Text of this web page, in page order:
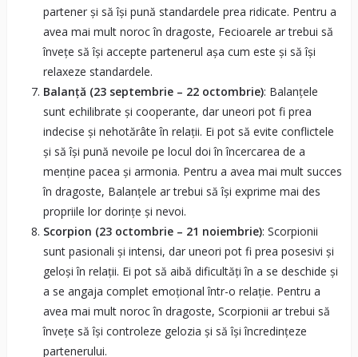
partener și să își pună standardele prea ridicate. Pentru a
avea mai mult noroc în dragoste, Fecioarele ar trebui să
învețe să își accepte partenerul așa cum este și să își
relaxeze standardele.
Balanță (23 septembrie – 22 octombrie): Balanțele
sunt echilibrate și cooperante, dar uneori pot fi prea
indecise și nehotărâte în relații. Ei pot să evite conflictele
și să își pună nevoile pe locul doi în încercarea de a
menține pacea și armonia. Pentru a avea mai mult succes
în dragoste, Balanțele ar trebui să își exprime mai des
propriile lor dorințe și nevoi.
Scorpion (23 octombrie – 21 noiembrie): Scorpionii
sunt pasionali și intensi, dar uneori pot fi prea posesivi și
geloși în relații. Ei pot să aibă dificultăți în a se deschide și
a se angaja complet emoțional într-o relație. Pentru a
avea mai mult noroc în dragoste, Scorpionii ar trebui să
învețe să își controleze gelozia și să își încredințeze
partenerului.